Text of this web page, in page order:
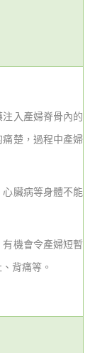
入產婦脊骨內的
楚，過程中產婦
臟病等身體不能
有機會令產婦短暫
背痛等。